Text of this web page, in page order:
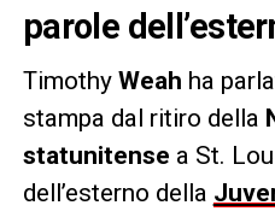
parole
Timothy Weah ha
stampa dal ritiro della
statunitense a St.
dell’esterno della